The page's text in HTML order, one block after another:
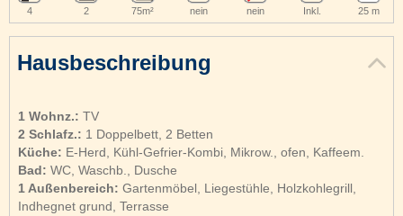
Hausbeschreibung
1 Wohnz.: TV
2 Schlafz.: 1 Doppelbett, 2 Betten
Küche: E-Herd, Kühl-Gefrier-Kombi, Mikrow., ofen, Kaffeem.
Bad: WC, Waschb., Dusche
1 Außenbereich: Gartenmöbel, Liegestühle, Holzkohlegrill,
Indhegnet grund, Terrasse
4 2 75m² nein nein Inkl. 25 m